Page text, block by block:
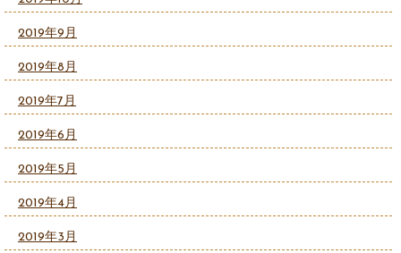
2019年9月
2019年8月
2019年7月
2019年6月
2019年5月
2019年4月
2019年3月